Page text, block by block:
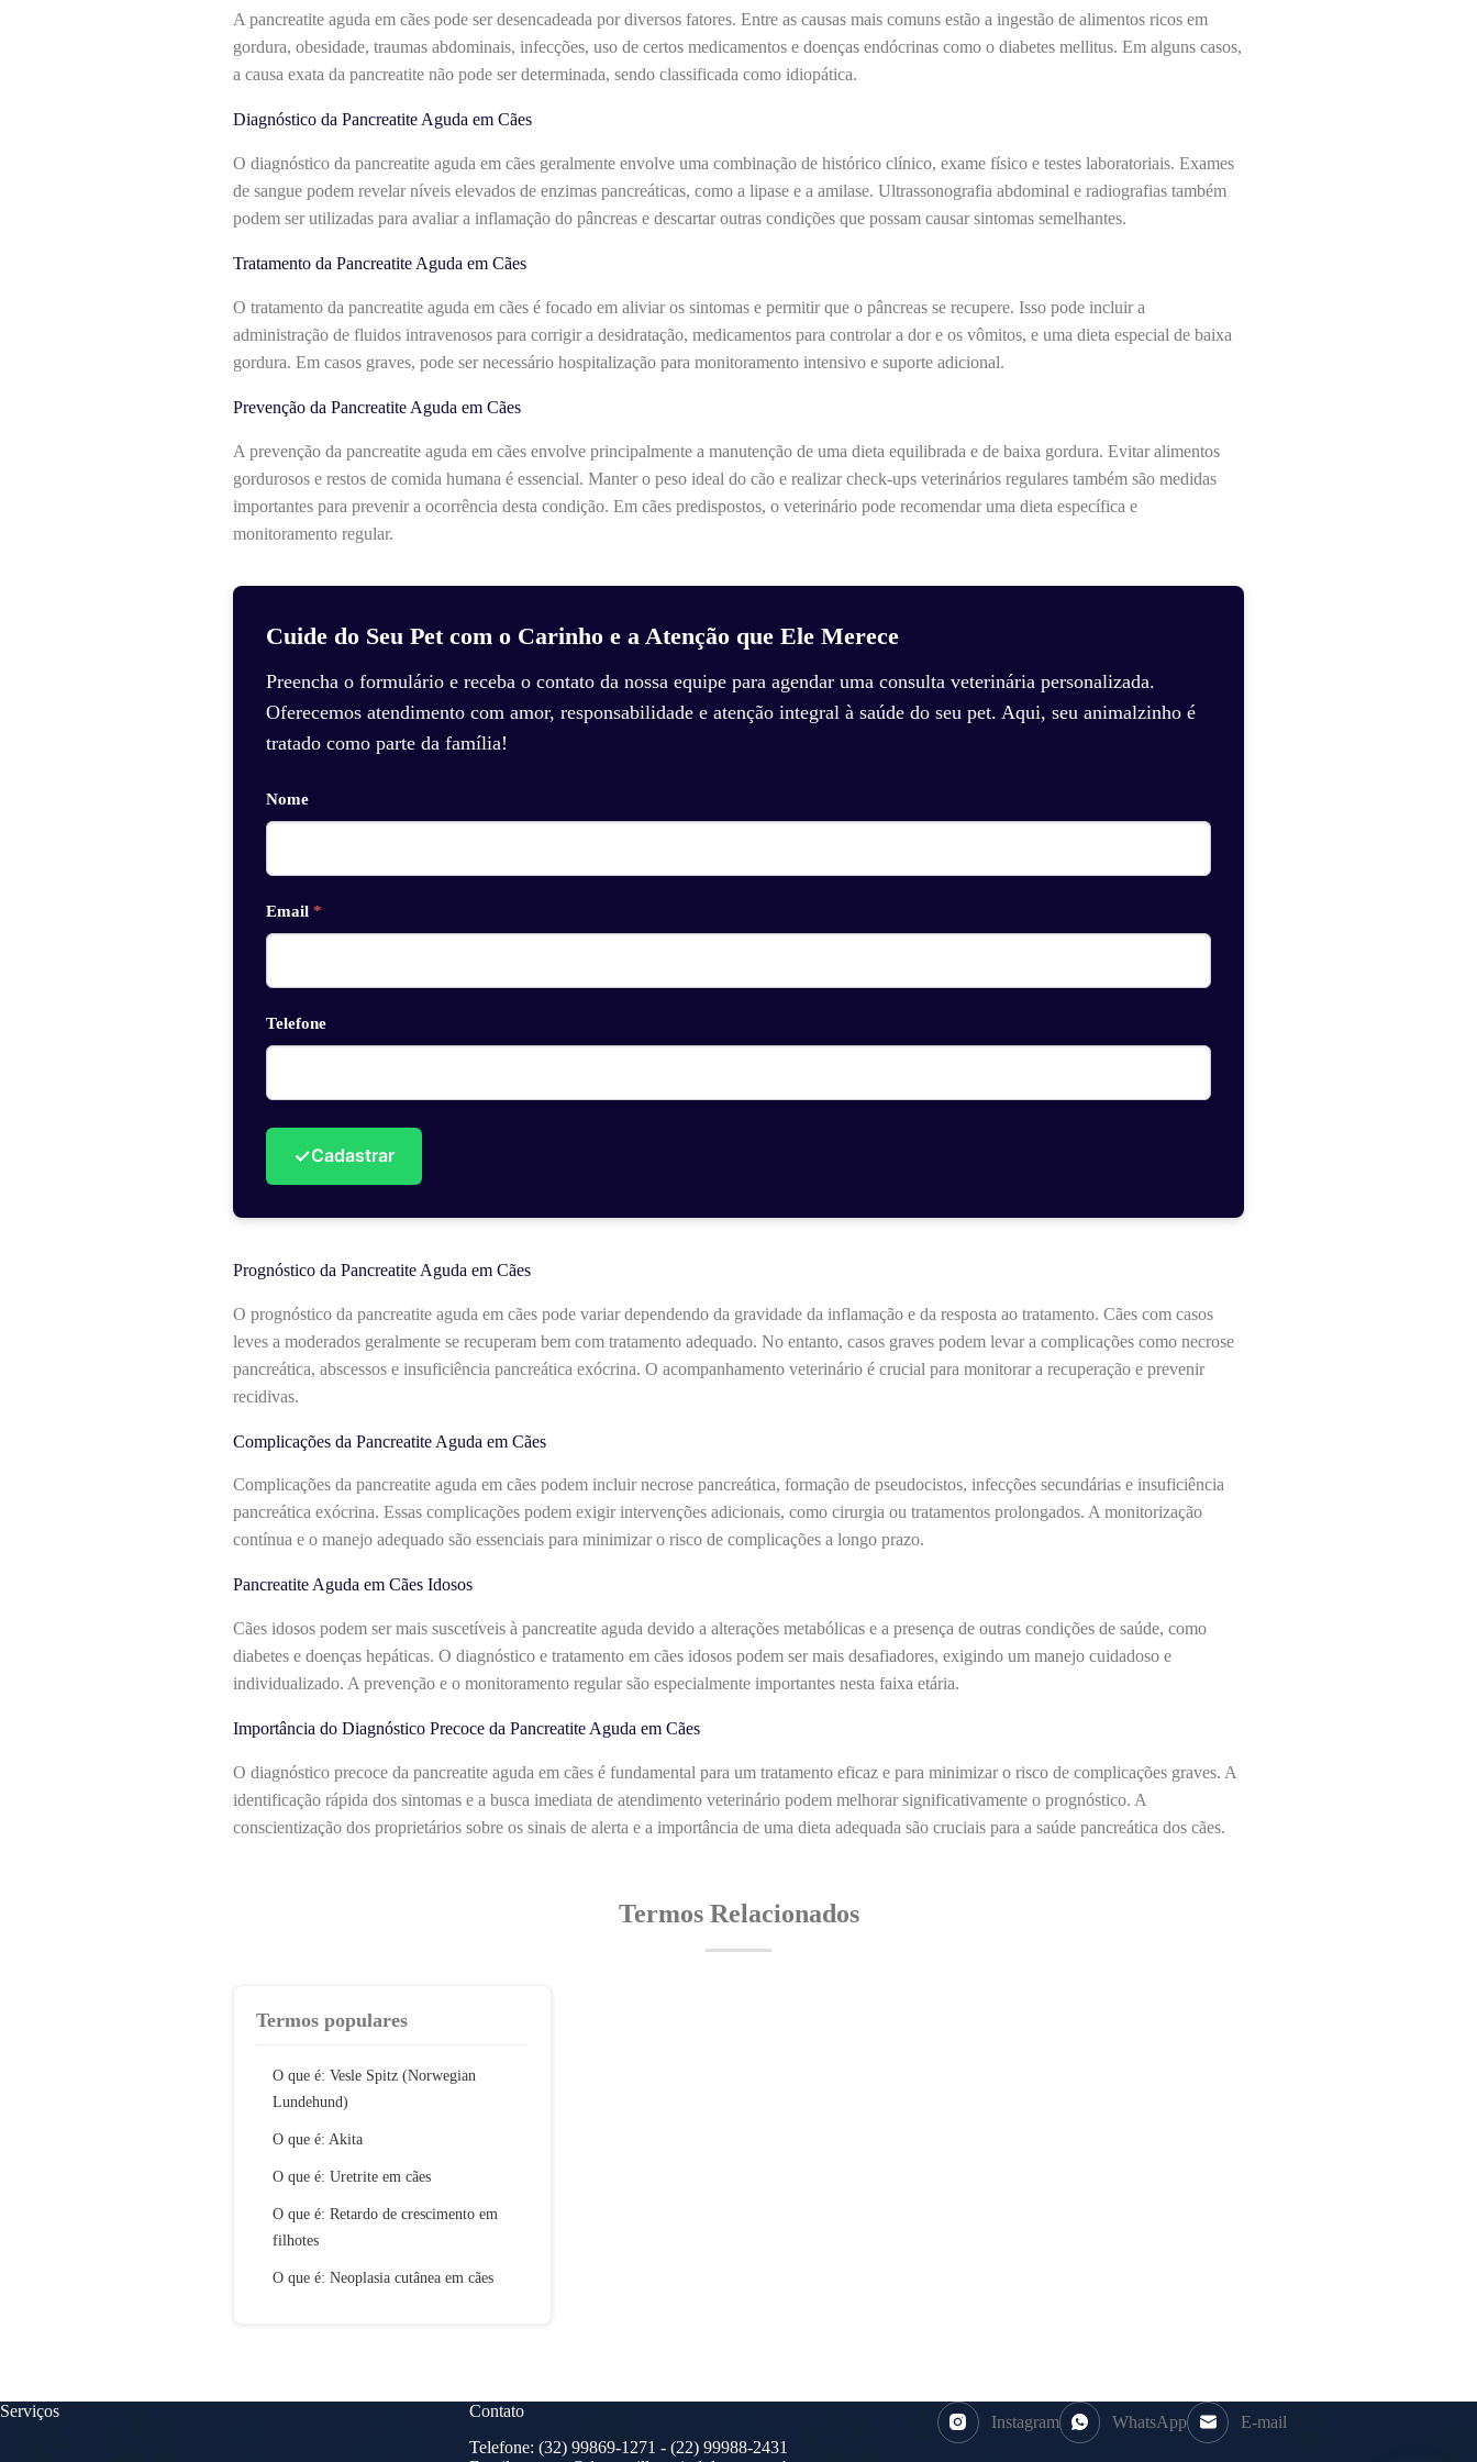
A pancreatite aguda em cães pode ser desencadeada por diversos fatores. Entre as causas mais comuns estão a ingestão de alimentos ricos em
gordura, obesidade, traumas abdominais, infecções, uso de certos medicamentos e doenças endócrinas como o diabetes mellitus. Em alguns casos,
a causa exata da pancreatite não pode ser determinada, sendo classificada como idiopática.
Diagnóstico da Pancreatite Aguda em Cães
O diagnóstico da pancreatite aguda em cães geralmente envolve uma combinação de histórico clínico, exame físico e testes laboratoriais. Exames
de sangue podem revelar níveis elevados de enzimas pancreáticas, como a lipase e a amilase. Ultrassonografia abdominal e radiografias também
podem ser utilizadas para avaliar a inflamação do pâncreas e descartar outras condições que possam causar sintomas semelhantes.
Tratamento da Pancreatite Aguda em Cães
O tratamento da pancreatite aguda em cães é focado em aliviar os sintomas e permitir que o pâncreas se recupere. Isso pode incluir a
administração de fluidos intravenosos para corrigir a desidratação, medicamentos para controlar a dor e os vômitos, e uma dieta especial de baixa
gordura. Em casos graves, pode ser necessário hospitalização para monitoramento intensivo e suporte adicional.
Prevenção da Pancreatite Aguda em Cães
A prevenção da pancreatite aguda em cães envolve principalmente a manutenção de uma dieta equilibrada e de baixa gordura. Evitar alimentos
gordurosos e restos de comida humana é essencial. Manter o peso ideal do cão e realizar check-ups veterinários regulares também são medidas
importantes para prevenir a ocorrência desta condição. Em cães predispostos, o veterinário pode recomendar uma dieta específica e
monitoramento regular.
Cuide do Seu Pet com o Carinho e a Atenção que Ele Merece
Preencha o formulário e receba o contato da nossa equipe para agendar uma consulta veterinária personalizada.
Oferecemos atendimento com amor, responsabilidade e atenção integral à saúde do seu pet. Aqui, seu animalzinho é
tratado como parte da família!
Nome
Email *
Telefone
✓Cadastrar
Prognóstico da Pancreatite Aguda em Cães
O prognóstico da pancreatite aguda em cães pode variar dependendo da gravidade da inflamação e da resposta ao tratamento. Cães com casos
leves a moderados geralmente se recuperam bem com tratamento adequado. No entanto, casos graves podem levar a complicações como necrose
pancreática, abscessos e insuficiência pancreática exócrina. O acompanhamento veterinário é crucial para monitorar a recuperação e prevenir
recidivas.
Complicações da Pancreatite Aguda em Cães
Complicações da pancreatite aguda em cães podem incluir necrose pancreática, formação de pseudocistos, infecções secundárias e insuficiência
pancreática exócrina. Essas complicações podem exigir intervenções adicionais, como cirurgia ou tratamentos prolongados. A monitorização
contínua e o manejo adequado são essenciais para minimizar o risco de complicações a longo prazo.
Pancreatite Aguda em Cães Idosos
Cães idosos podem ser mais suscetíveis à pancreatite aguda devido a alterações metabólicas e a presença de outras condições de saúde, como
diabetes e doenças hepáticas. O diagnóstico e tratamento em cães idosos podem ser mais desafiadores, exigindo um manejo cuidadoso e
individualizado. A prevenção e o monitoramento regular são especialmente importantes nesta faixa etária.
Importância do Diagnóstico Precoce da Pancreatite Aguda em Cães
O diagnóstico precoce da pancreatite aguda em cães é fundamental para um tratamento eficaz e para minimizar o risco de complicações graves. A
identificação rápida dos sintomas e a busca imediata de atendimento veterinário podem melhorar significativamente o prognóstico. A
conscientização dos proprietários sobre os sinais de alerta e a importância de uma dieta adequada são cruciais para a saúde pancreática dos cães.
Termos Relacionados
Termos populares
O que é: Vesle Spitz (Norwegian
Lundehund)
O que é: Akita
O que é: Uretrite em cães
O que é: Retardo de crescimento em
filhotes
O que é: Neoplasia cutânea em cães
Serviços
Contato
Telefone: (32) 99869-1271 - (22) 99988-2431
Instagram WhatsApp E-mail